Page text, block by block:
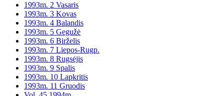
1993m. 2 Vasaris
1993m. 3 Kovas
1993m. 4 Balandis
1993m. 5 Gegužė
1993m. 6 Birželis
1993m. 7 Liepos-Rugp.
1993m. 8 Rugsėjis
1993m. 9 Spalis
1993m. 10 Lapkritis
1993m. 11 Gruodis